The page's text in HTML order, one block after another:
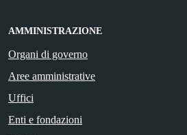
AMMINISTRAZIONE
Organi di governo
Aree amministrative
Uffici
Enti e fondazioni